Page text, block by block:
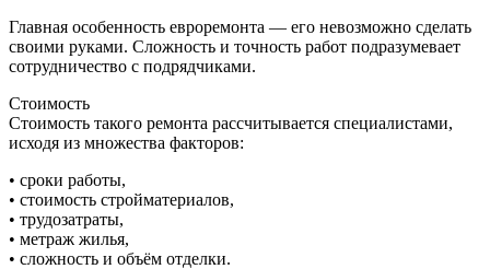
Главная особенность евроремонта — его невозможно сделать
своими руками. Сложность и точность работ подразумевает
сотрудничество с подрядчиками.
Стоимость
Стоимость такого ремонта рассчитывается специалистами,
исходя из множества факторов:
• сроки работы,
• стоимость стройматериалов,
• трудозатраты,
• метраж жилья,
• сложность и объём отделки.